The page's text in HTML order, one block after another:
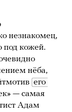
незнакомец,
под кожей.
нёба,
его
— самая
Адам